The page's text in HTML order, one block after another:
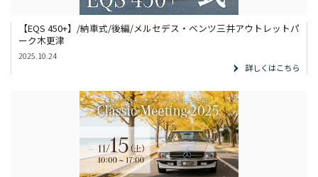
採用情報
【EQS 450+】/納車式/後編/メルセデス・ベンツ三井アウトレットパ
ーク木更津
2025.10.24
詳しくはこちら